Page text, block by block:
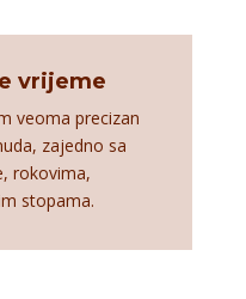
vrijeme
veoma precizan
zajedno sa
rokovima,
stopama.